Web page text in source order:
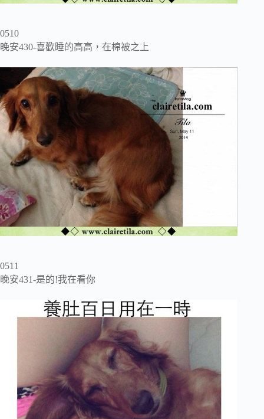
0510
晚安430-喜歡睡的高高，在棉被之上
0511
晚安431-是的!我在看你